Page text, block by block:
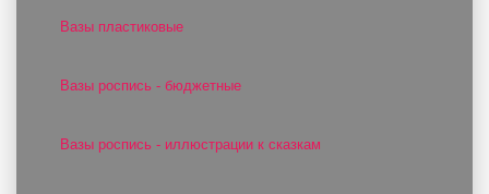
Вазы пластиковые
Вазы роспись - бюджетные
Вазы роспись - иллюстрации к сказкам